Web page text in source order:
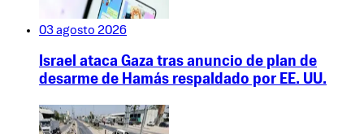
03 agosto 2026
Israel ataca Gaza tras anuncio de plan de
desarme de Hamás respaldado por EE. UU.